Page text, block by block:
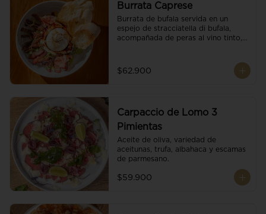
Burrata Caprese
Burrata de bufala servida en un
espejo de stracciatella di bufala,
acompañada de peras al vino tinto,
pesto y reducción de balsámico.
$62.900
Carpaccio de Lomo 3
Pimientas
Aceite de oliva, variedad de
aceitunas, trufa, albahaca y escamas
de parmesano.
$59.900